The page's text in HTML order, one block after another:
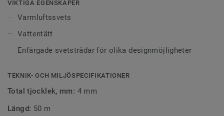
golven. Våra svetstrådar finns i alla möjliga färger. De kan
framhäva, kontrastrera , dölja eller gå ton i ton med
materialen de sammanfogar.
VIKTIGA EGENSKAPER
Varmluftssvets
Vattentätt
Enfärgade svetstrådar för olika designmöjligheter
TEKNIK- OCH MILJÖSPECIFIKATIONER
Total tjocklek, mm: 4 mm
Längd: 50 m